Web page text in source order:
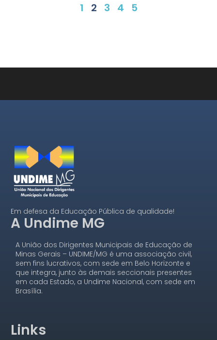
1 2 3 4 5
Em defesa da Educação Pública de qualidade!
A Undime MG
A União dos Dirigentes Municipais de Educação de
Minas Gerais – UNDIME/MG é uma associação civil,
sem fins lucrativos, com sede em Belo Horizonte e
que integra, junto às demais seccionais presentes
em cada Estado, a Undime Nacional, com sede em
Brasília.
Links